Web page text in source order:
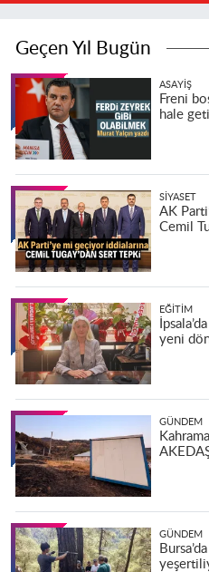
Geçen Yıl Bugün
ASAYIŞ
Freni
hale
SIYASET
AK
Cemil
EĞITIM
yeni
GÜNDEM
GÜNDEM